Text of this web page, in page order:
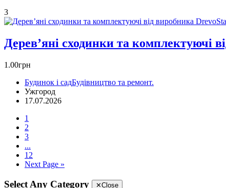
3
Дерев’яні сходинки та комплектуючі
1.00грн
Будинок і садБудівництво та ремонт.
Ужгород
17.07.2026
1
2
3
...
12
Next Page »
Select Any Category ✕Close